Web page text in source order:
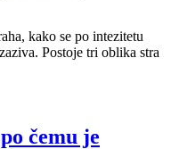
kako se po intezitetu
Postoje tri oblika stra
čemu je